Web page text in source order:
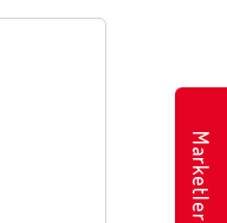
Marketler